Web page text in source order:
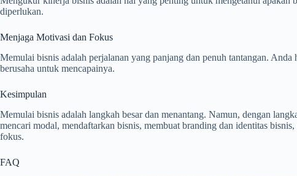
diperlukan.
Menjaga Motivasi dan Fokus
Memulai bisnis adalah perjalanan yang panjang dan penuh tantangan.
berusaha untuk mencapainya.
Kesimpulan
Memulai bisnis adalah langkah besar dan menantang. Namun, dengan
mencari modal, mendaftarkan bisnis, membuat branding dan identitas
fokus.
FAQ